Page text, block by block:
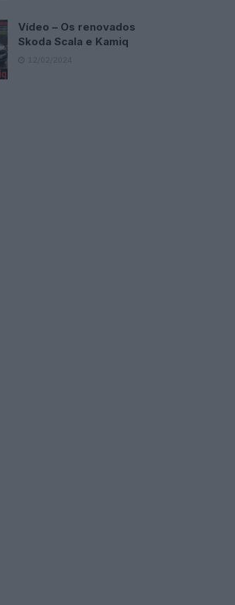
Vídeo – Os renovados
Skoda Scala e Kamiq
12/02/2024